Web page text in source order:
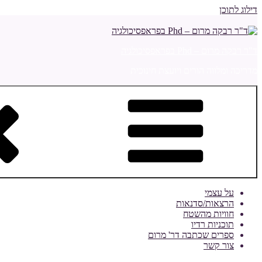
דילוג לתוכן
על עצמי
הרצאות/סדנאות
חוויות מהשטח
תוכניות רדיו
ספרים שכתבה דר' מרום
צור קשר